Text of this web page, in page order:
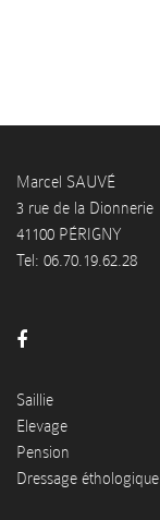
Marcel SAUVÉ
3 rue de la Dionnerie
41100 PÉRIGNY
Tel: 06.70.19.62.28
Saillie
Elevage
Pension
Dressage éthologique